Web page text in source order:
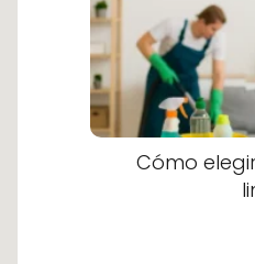
Cómo